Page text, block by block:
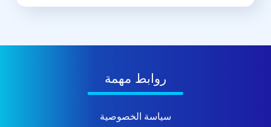
روابط مهمة
سياسة الخصوصية